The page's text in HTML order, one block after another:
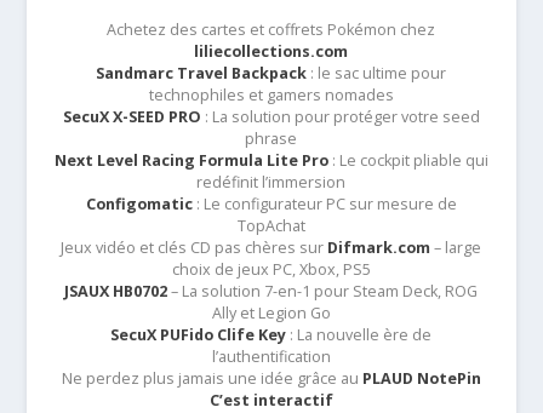
Achetez des cartes et coffrets Pokémon chez
liliecollections.com
Sandmarc Travel Backpack : le sac ultime pour
technophiles et gamers nomades
SecuX X-SEED PRO : La solution pour protéger votre seed
phrase
Next Level Racing Formula Lite Pro: Le cockpit pliable qui
redéfinit l’immersion
Configomatic: Le configurateur PC sur mesure de
TopAchat
Jeux vidéo et clés CD pas chères sur Difmark.com – large
choix de jeux PC, Xbox, PS5
JSAUX HB0702– La solution 7-en-1 pour Steam Deck, ROG
Ally et Legion Go
SecuX PUFido Clife Key : La nouvelle ère de
l’authentification
Ne perdez plus jamais une idée grâce au PLAUD NotePin
C’est interactif